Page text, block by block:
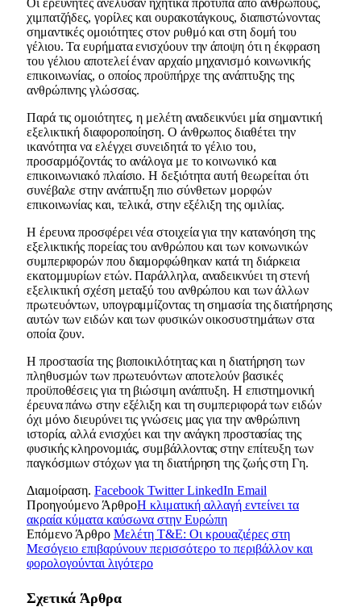
χιμπατζήδες, γορίλες και ουρακοτάγκους, διαπιστώνοντας
σημαντικές ομοιότητες στον ρυθμό και στη δομή του
γέλιου. Τα ευρήματα ενισχύουν την άποψη ότι η έκφραση
του γέλιου αποτελεί έναν αρχαίο μηχανισμό κοινωνικής
επικοινωνίας, ο οποίος προϋπήρχε της ανάπτυξης της
ανθρώπινης γλώσσας.
Παρά τις ομοιότητες, η μελέτη αναδεικνύει μία σημαντική
εξελικτική διαφοροποίηση. Ο άνθρωπος διαθέτει την
ικανότητα να ελέγχει συνειδητά το γέλιο του,
προσαρμόζοντάς το ανάλογα με το κοινωνικό και
επικοινωνιακό πλαίσιο. Η δεξιότητα αυτή θεωρείται ότι
συνέβαλε στην ανάπτυξη πιο σύνθετων μορφών
επικοινωνίας και, τελικά, στην εξέλιξη της ομιλίας.
Η έρευνα προσφέρει νέα στοιχεία για την κατανόηση της
εξελικτικής πορείας του ανθρώπου και των κοινωνικών
συμπεριφορών που διαμορφώθηκαν κατά τη διάρκεια
εκατομμυρίων ετών. Παράλληλα, αναδεικνύει τη στενή
εξελικτική σχέση μεταξύ του ανθρώπου και των άλλων
πρωτευόντων, υπογραμμίζοντας τη σημασία της διατήρησης
αυτών των ειδών και των φυσικών οικοσυστημάτων στα
οποία ζουν.
Η προστασία της βιοποικιλότητας και η διατήρηση των
πληθυσμών των πρωτευόντων αποτελούν βασικές
προϋποθέσεις για τη βιώσιμη ανάπτυξη. Η επιστημονική
έρευνα πάνω στην εξέλιξη και τη συμπεριφορά των ειδών
όχι μόνο διευρύνει τις γνώσεις μας για την ανθρώπινη
ιστορία, αλλά ενισχύει και την ανάγκη προστασίας της
φυσικής κληρονομιάς, συμβάλλοντας στην επίτευξη των
παγκόσμιων στόχων για τη διατήρηση της ζωής στη Γη.
Διαμοίραση. Facebook Twitter LinkedIn Email
Προηγούμενο ΆρθροΗ κλιματική αλλαγή εντείνει τα
ακραία κύματα καύσωνα στην Ευρώπη
Επόμενο Άρθρο Μελέτη T&E: Οι κρουαζιέρες στη
Μεσόγειο επιβαρύνουν περισσότερο το περιβάλλον και
φορολογούνται λιγότερο
Σχετικά Άρθρα